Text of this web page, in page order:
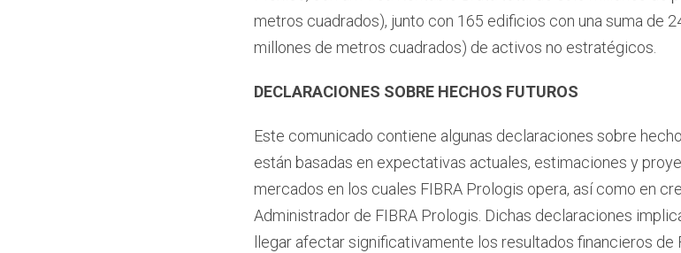
metros cuadrados), junto con 165 edificios con una suma de
millones de metros cuadrados) de activos no estratégicos.
DECLARACIONES SOBRE HECHOS FUTUROS
Este comunicado contiene algunas declaraciones sobre
están basadas en expectativas actuales, estimaciones y
mercados en los cuales FIBRA Prologis opera, así como en
Administrador de FIBRA Prologis. Dichas declaraciones
llegar afectar significativamente los resultados financieros de